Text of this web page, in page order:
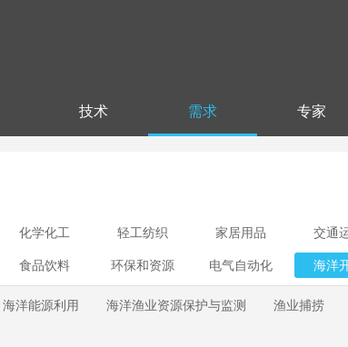
技术 需求 专家
化学化工 轻工纺织 家居用品 交通
食品饮料 环保和资源 电气自动化 海洋
海洋能源利用 海洋渔业资源保护与监测 渔业捕捞